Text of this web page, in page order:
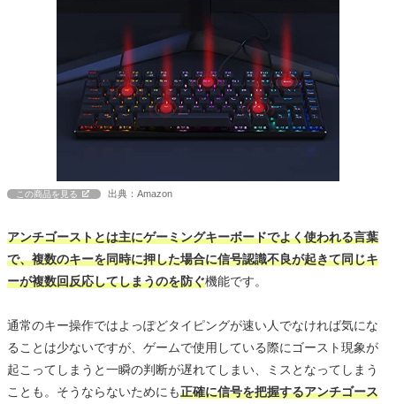
この商品を見る 出典：Amazon
アンチゴーストとは主にゲーミングキーボードでよく使われる言葉
で、複数のキーを同時に押した場合に信号認識不良が起きて同じキ
ーが複数回反応してしまうのを防ぐ機能です。
通常のキー操作ではよっぽどタイピングが速い人でなければ気にな
ることは少ないですが、ゲームで使用している際にゴースト現象が
起こってしまうと一瞬の判断が遅れてしまい、ミスとなってしまう
ことも。そうならないためにも正確に信号を把握するアンチゴース